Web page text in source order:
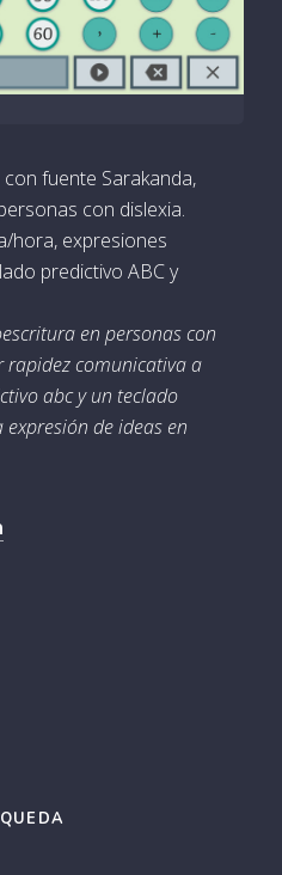
fuente Sarakanda,
con dislexia.
hora, expresiones
predictivo ABC y
en personas con
rapidez comunicativa a
abc y un teclado
de ideas en